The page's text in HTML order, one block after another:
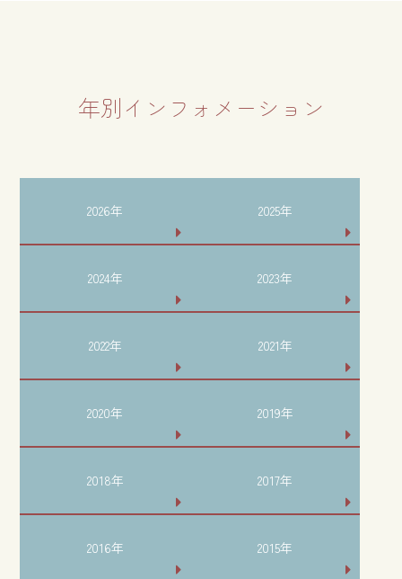
年別インフォメーション
2026年 2025年
2024年 2023年
2022年 2021年
2020年 2019年
2018年 2017年
2016年 2015年